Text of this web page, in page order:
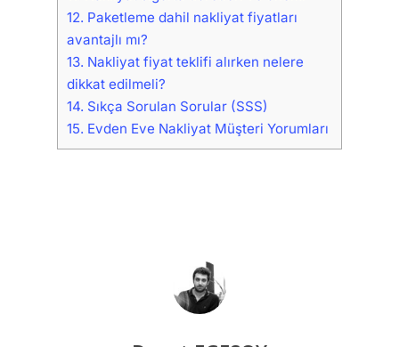
12. Paketleme dahil nakliyat fiyatları
avantajlı mı?
13. Nakliyat fiyat teklifi alırken nelere
dikkat edilmeli?
14. Sıkça Sorulan Sorular (SSS)
15. Evden Eve Nakliyat Müşteri Yorumları